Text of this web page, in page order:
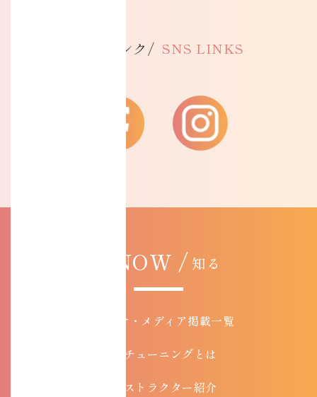
SNSリンク/ SNS LINKS
KNOW / 知る
お知らせ・メディア掲載一覧
コアチューニングとは
インストラクター紹介